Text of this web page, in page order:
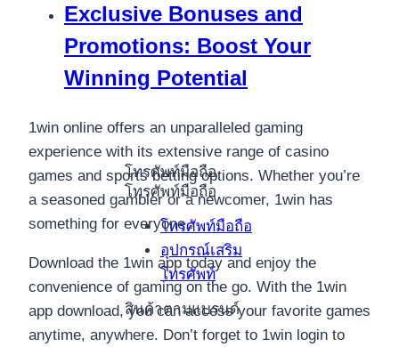
โทรศัพท์มือถือ
โทรศัพท์มือถือ
โทรศัพท์มือถือ
อุปกรณ์เสริม
โทรศัพท์
สินค้าตามแบรนด์
Exclusive Bonuses and
Promotions: Boost Your
Winning Potential
1win online offers an unparalleled gaming
experience with its extensive range of casino
games and sports betting options. Whether you’re
a seasoned gambler or a newcomer, 1win has
something for everyone.
Download the 1win app today and enjoy the
convenience of gaming on the go. With the 1win
app download, you can access your favorite games
anytime, anywhere. Don’t forget to 1win login to